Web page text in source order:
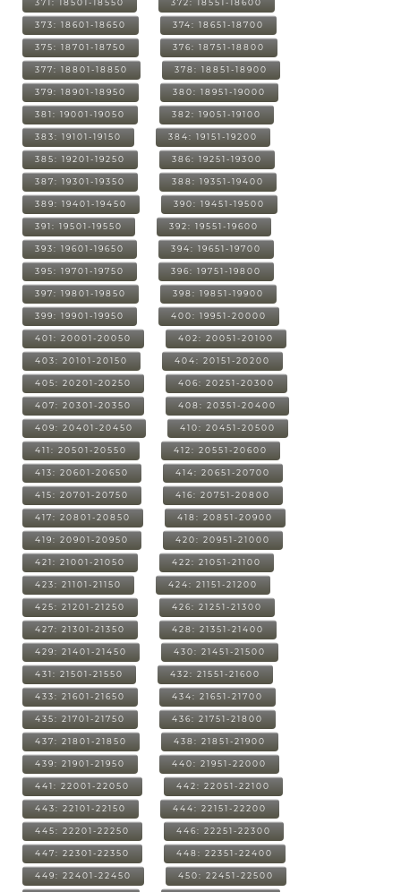
371: 18501-18550 372: 18551-18600
373: 18601-18650 374: 18651-18700
375: 18701-18750 376: 18751-18800
377: 18801-18850 378: 18851-18900
379: 18901-18950 380: 18951-19000
381: 19001-19050 382: 19051-19100
383: 19101-19150 384: 19151-19200
385: 19201-19250 386: 19251-19300
387: 19301-19350 388: 19351-19400
389: 19401-19450 390: 19451-19500
391: 19501-19550 392: 19551-19600
393: 19601-19650 394: 19651-19700
395: 19701-19750 396: 19751-19800
397: 19801-19850 398: 19851-19900
399: 19901-19950 400: 19951-20000
401: 20001-20050 402: 20051-20100
403: 20101-20150 404: 20151-20200
405: 20201-20250 406: 20251-20300
407: 20301-20350 408: 20351-20400
409: 20401-20450 410: 20451-20500
411: 20501-20550 412: 20551-20600
413: 20601-20650 414: 20651-20700
415: 20701-20750 416: 20751-20800
417: 20801-20850 418: 20851-20900
419: 20901-20950 420: 20951-21000
421: 21001-21050 422: 21051-21100
423: 21101-21150 424: 21151-21200
425: 21201-21250 426: 21251-21300
427: 21301-21350 428: 21351-21400
429: 21401-21450 430: 21451-21500
431: 21501-21550 432: 21551-21600
433: 21601-21650 434: 21651-21700
435: 21701-21750 436: 21751-21800
437: 21801-21850 438: 21851-21900
439: 21901-21950 440: 21951-22000
441: 22001-22050 442: 22051-22100
443: 22101-22150 444: 22151-22200
445: 22201-22250 446: 22251-22300
447: 22301-22350 448: 22351-22400
449: 22401-22450 450: 22451-22500